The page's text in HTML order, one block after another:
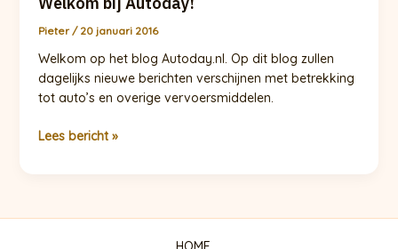
Pieter / 20 januari 2016
Welkom op het blog Autoday.nl. Op dit blog zullen
dagelijks nieuwe berichten verschijnen met betrekking
tot auto’s en overige vervoersmiddelen.
Welkom
Lees bericht »